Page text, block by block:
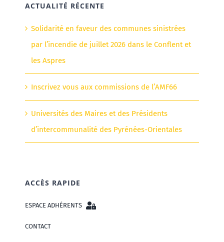
ACTUALITÉ RÉCENTE
Solidarité en faveur des communes sinistrées
par l’incendie de juillet 2026 dans le Conflent et
les Aspres
Inscrivez vous aux commissions de l’AMF66
Universités des Maires et des Présidents
d’intercommunalité des Pyrénées-Orientales
ACCÈS RAPIDE
ESPACE ADHÉRENTS
CONTACT